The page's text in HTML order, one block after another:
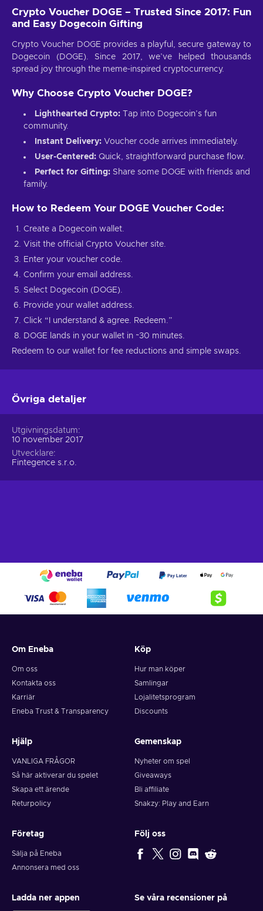
Crypto Voucher DOGE – Trusted Since 2017: Fun
and Easy Dogecoin Gifting
Crypto Voucher DOGE provides a playful, secure gateway to
Dogecoin (DOGE). Since 2017, we’ve helped thousands
spread joy through the meme-inspired cryptocurrency.
Why Choose Crypto Voucher DOGE?
Lighthearted Crypto: Tap into Dogecoin’s fun
community.
Instant Delivery: Voucher code arrives immediately.
User-Centered: Quick, straightforward purchase flow.
Perfect for Gifting: Share some DOGE with friends and
family.
How to Redeem Your DOGE Voucher Code:
Create a Dogecoin wallet.
Visit the official Crypto Voucher site.
Enter your voucher code.
Confirm your email address.
Select Dogecoin (DOGE).
Provide your wallet address.
Click “I understand & agree. Redeem.”
DOGE lands in your wallet in ~30 minutes.
Redeem to our wallet for fee reductions and simple swaps.
Övriga detaljer
Utgivningsdatum
10 november 2017
Utvecklare
Fintegence s.r.o.
Om Eneba
Om oss
Kontakta oss
Karriär
Eneba Trust & Transparency
Köp
Hur man köper
Samlingar
Lojalitetsprogram
Discounts
Hjälp
VANLIGA FRÅGOR
Så här aktiverar du spelet
Skapa ett ärende
Returpolicy
Gemenskap
Nyheter om spel
Giveaways
Bli affiliate
Snakzy: Play and Earn
Företag
Sälja på Eneba
Annonsera med oss
Följ oss
Ladda ner appen Se våra recensioner på